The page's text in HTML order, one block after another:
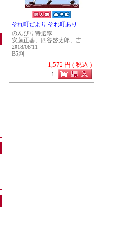
それ町だより それ町あり..
のんびり特選隊
安藤正基、四谷啓太郎、吉..
2018/08/11
B5判
1,572 円 ( 税込 )